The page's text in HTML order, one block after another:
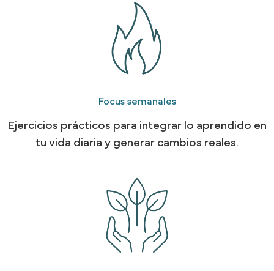
Focus semanales
Ejercicios prácticos para integrar lo aprendido en
tu vida diaria y generar cambios reales.